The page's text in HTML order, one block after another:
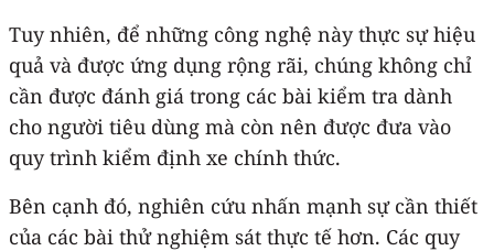
Tuy nhiên, để những công nghệ này thực sự hiệu
quả và được ứng dụng rộng rãi, chúng không chỉ
cần được đánh giá trong các bài kiểm tra dành
cho người tiêu dùng mà còn nên được đưa vào
quy trình kiểm định xe chính thức.
Bên cạnh đó, nghiên cứu nhấn mạnh sự cần thiết
của các bài thử nghiệm sát thực tế hơn. Các quy